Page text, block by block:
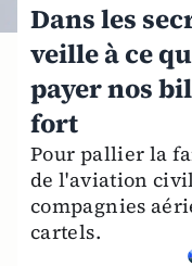
Dans les
veille à ce
payer nos
fort
Pour pallier la
de l'aviation
compagnies
cartels.